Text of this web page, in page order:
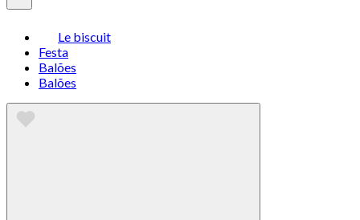
Le biscuit
Festa
Balões
Balões